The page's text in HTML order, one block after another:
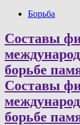
Борьба
Составы
борьбе
Составы
борьбе